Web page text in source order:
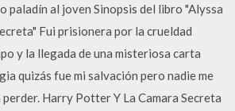
paladín al joven Sinopsis del libro "Alyssa
Fui prisionera por la crueldad
y la llegada de una misteriosa carta
quizás fue mi salvación pero nadie me
Harry Potter Y La Camara Secreta